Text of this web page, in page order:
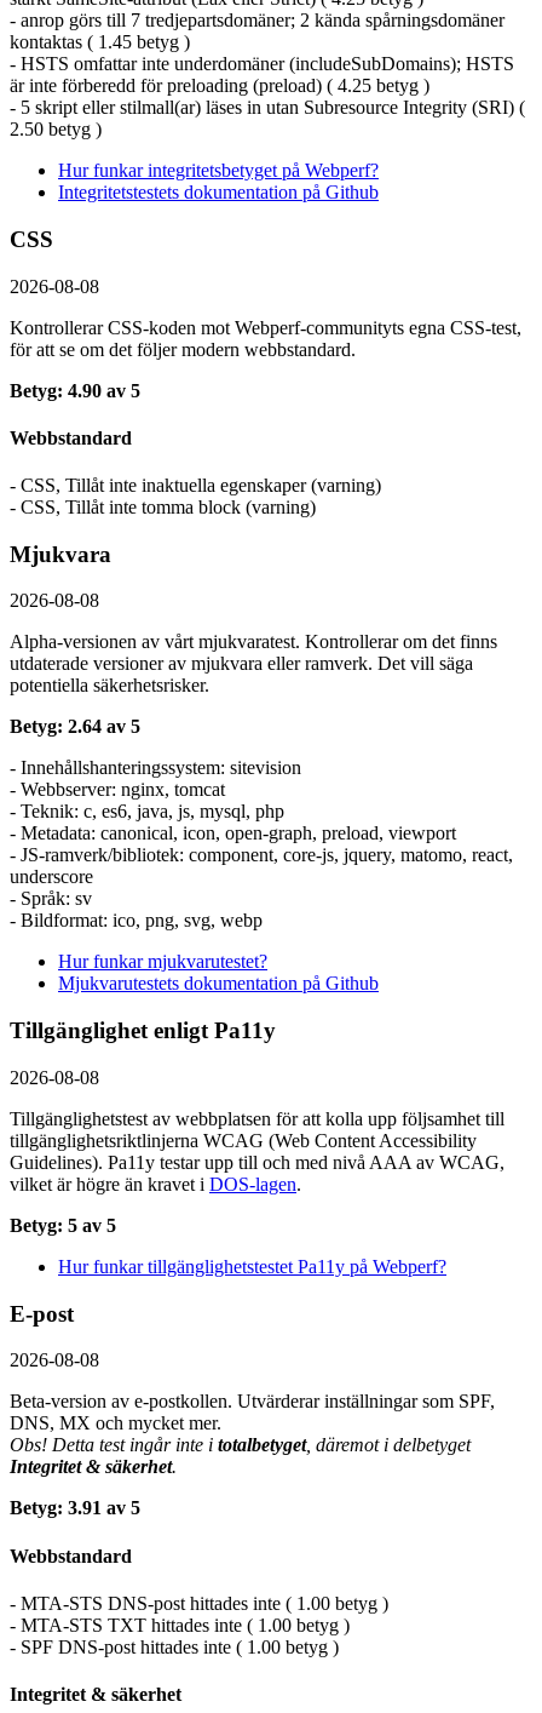
- anrop görs till 7 tredjepartsdomäner; 2 kända spårningsdomäner
kontaktas ( 1.45 betyg )
- HSTS omfattar inte underdomäner (includeSubDomains); HSTS
är inte förberedd för preloading (preload) ( 4.25 betyg )
- 5 skript eller stilmall(ar) läses in utan Subresource Integrity (SRI) (
2.50 betyg )
Hur funkar integritetsbetyget på Webperf?
Integritetstestets dokumentation på Github
CSS
2026-08-08
Kontrollerar CSS-koden mot Webperf-communityts egna CSS-test,
för att se om det följer modern webbstandard.
Betyg: 4.90 av 5
Webbstandard
- CSS, Tillåt inte inaktuella egenskaper (varning)
- CSS, Tillåt inte tomma block (varning)
Mjukvara
2026-08-08
Alpha-versionen av vårt mjukvaratest. Kontrollerar om det finns
utdaterade versioner av mjukvara eller ramverk. Det vill säga
potentiella säkerhetsrisker.
Betyg: 2.64 av 5
- Innehållshanteringssystem: sitevision
- Webbserver: nginx, tomcat
- Teknik: c, es6, java, js, mysql, php
- Metadata: canonical, icon, open-graph, preload, viewport
- JS-ramverk/bibliotek: component, core-js, jquery, matomo, react,
underscore
- Språk: sv
- Bildformat: ico, png, svg, webp
Hur funkar mjukvarutestet?
Mjukvarutestets dokumentation på Github
Tillgänglighet enligt Pa11y
2026-08-08
Tillgänglighetstest av webbplatsen för att kolla upp följsamhet till
tillgänglighets­riktlinjerna WCAG (Web Content Accessibility
Guidelines). Pa11y testar upp till och med nivå AAA av WCAG,
vilket är högre än kravet i DOS-lagen.
Betyg: 5 av 5
Hur funkar tillgänglighetstestet Pa11y på Webperf?
E-post
2026-08-08
Beta-version av e-postkollen. Utvärderar inställningar som SPF,
DNS, MX och mycket mer.
Obs! Detta test ingår inte i totalbetyget, däremot i delbetyget
Integritet & säkerhet.
Betyg: 3.91 av 5
Webbstandard
- MTA-STS DNS-post hittades inte ( 1.00 betyg )
- MTA-STS TXT hittades inte ( 1.00 betyg )
- SPF DNS-post hittades inte ( 1.00 betyg )
Integritet & säkerhet